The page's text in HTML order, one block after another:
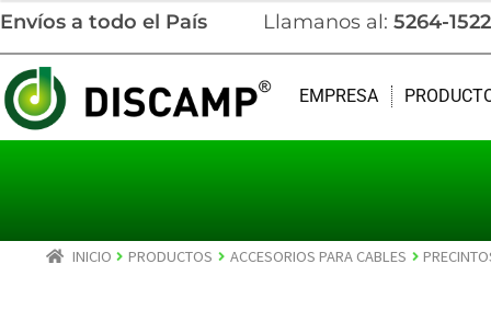
Envíos a todo el País Llamanos al: 5264-1522
EMPRESA
INICIO PRODUCTOS ACCESORIOS PARA CABLES